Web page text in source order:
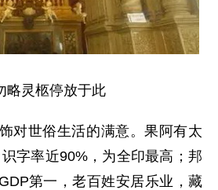
略灵柩停放于此
世俗生活的满意。果阿有太
识字率近90%，为全印最高；邦
第一，老百姓安居乐业，藏